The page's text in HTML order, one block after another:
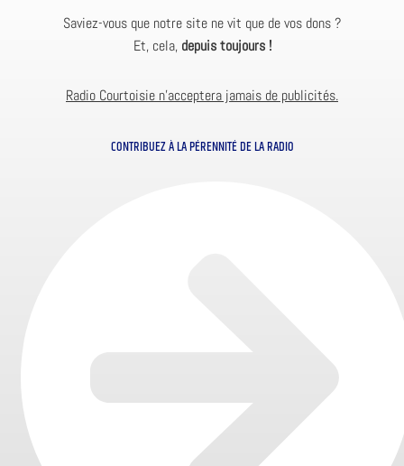
Saviez-vous que notre site ne vit que de vos dons ?
Et, cela, depuis toujours !
Radio Courtoisie n’acceptera jamais de publicités.
CONTRIBUEZ À LA PÉRENNITÉ DE LA RADIO